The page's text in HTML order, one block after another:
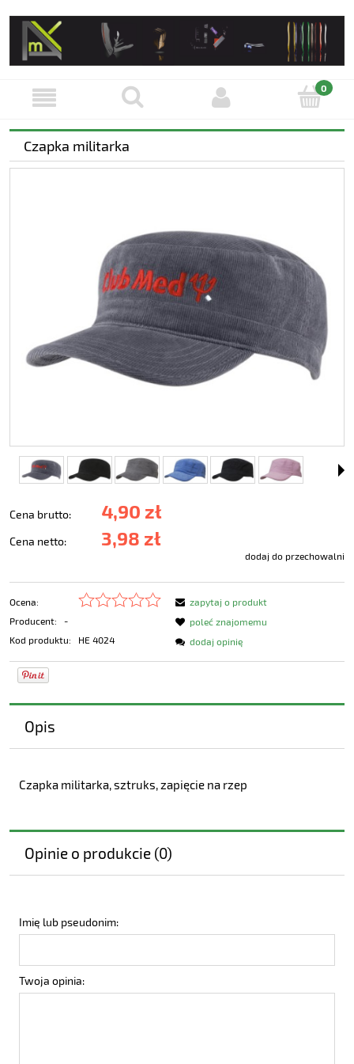
Czapka militarka
Cena brutto: 4,90 zł
Cena netto: 3,98 zł
dodaj do przechowalni
Ocena:
Producent:
-
Kod produktu:
HE 4024
zapytaj o produkt
poleć znajomemu
dodaj opinię
Opis
Czapka militarka, sztruks, zapięcie na rzep
Opinie o produkcie (0)
Imię lub pseudonim:
Twoja opinia: